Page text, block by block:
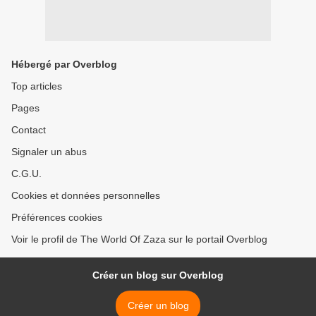
Hébergé par Overblog
Top articles
Pages
Contact
Signaler un abus
C.G.U.
Cookies et données personnelles
Préférences cookies
Voir le profil de The World Of Zaza sur le portail Overblog
Créer un blog sur Overblog
Créer un blog